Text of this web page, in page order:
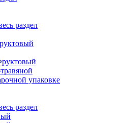
раздел
упаковке
раздел